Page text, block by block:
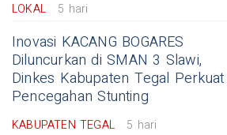
LOKAL 5 hari
Inovasi KACANG BOGARES
Diluncurkan di SMAN 3 Slawi,
Dinkes Kabupaten Tegal Perkuat
Pencegahan Stunting
KABUPATEN TEGAL 5 hari